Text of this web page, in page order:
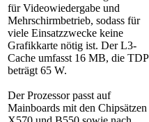
für Videowiedergabe und
Mehrschirmbetrieb, sodass für
viele Einsatzzwecke keine
Grafikkarte nötig ist. Der L3-
Cache umfasst 16 MB, die TDP
beträgt 65 W.
Der Prozessor passt auf
Mainboards mit den Chipsätzen